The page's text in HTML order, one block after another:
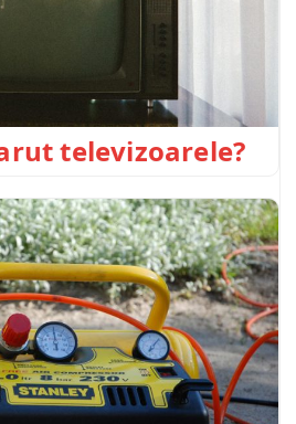
televizoarele?